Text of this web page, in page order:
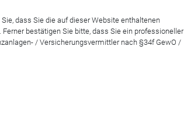
unsere
dass Sie die auf dieser Website enthaltenen
bestätigen Sie bitte, dass Sie ein professioneller
/ Versicherungsvermittler nach §34f GewO /